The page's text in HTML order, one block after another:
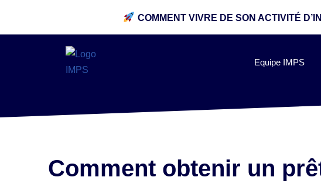
COMMENT VIVRE DE SON ACTIVITÉ
Equipe IMPS
Comment obtenir un